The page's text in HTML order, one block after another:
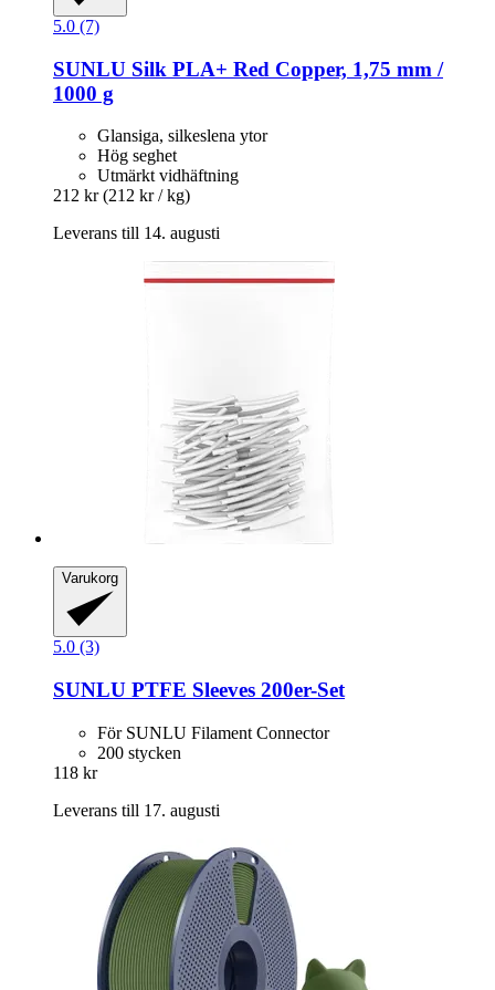
5.0 (7)
SUNLU Silk PLA+ Red Copper, 1,75 mm /
1000 g
Glansiga, silkeslena ytor
Hög seghet
Utmärkt vidhäftning
212 kr (212 kr / kg)
Leverans till 14. augusti
Varukorg
5.0 (3)
SUNLU PTFE Sleeves 200er-​Set
För SUNLU Filament Connector
200 stycken
118 kr
Leverans till 17. augusti